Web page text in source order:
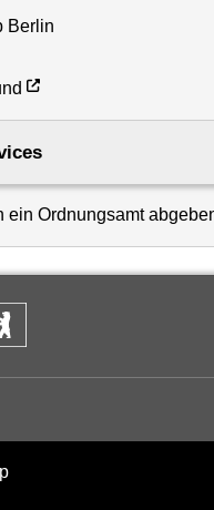
Berlin
ein Ordnungsamt